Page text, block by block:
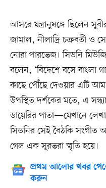
আসরে যন্ত্রানুষঙ্গে ছিলেন
জামাল, নীলাদ্রি চক্রবর্তী ও
নোরা পারভেজ। সিডনি
বলেন, ‘বিদেশে বসে বাংলা
কাছে পৌঁছে দেওয়ার এটি
উপস্থিত দর্শকের মতে, এ
ডায়েরির পাতা—যেখানে
সিডনির সেই বৈঠকি সংগীত
গেল এক সুরভরা স্মৃতি হয়ে।
প্রথম আলোর খবর
করুন